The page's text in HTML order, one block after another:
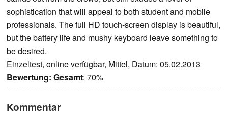
sophistication that will appeal to both student and mobile
professionals. The full HD touch-screen display is beautiful,
but the battery life and mushy keyboard leave something to
be desired.
Einzeltest, online verfügbar, Mittel, Datum: 05.02.2013
Bewertung: Gesamt: 70%
Kommentar